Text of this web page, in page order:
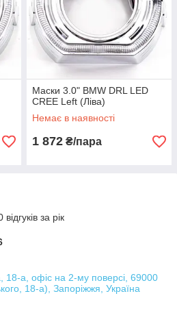
Маски 3.0" BMW DRL LED
CREE Left (Ліва)
Немає в наявності
1 872 ₴/пара
за рік
18-а, офіс на 2-му поверсі, 69000
18-а), Запоріжжя, Україна